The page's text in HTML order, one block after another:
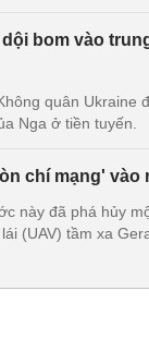
bom vào
quân Ukraine
Nga ở tiền tuyến.
chí mạng' vào
này đã phá hủy
(UAV) tầm xa